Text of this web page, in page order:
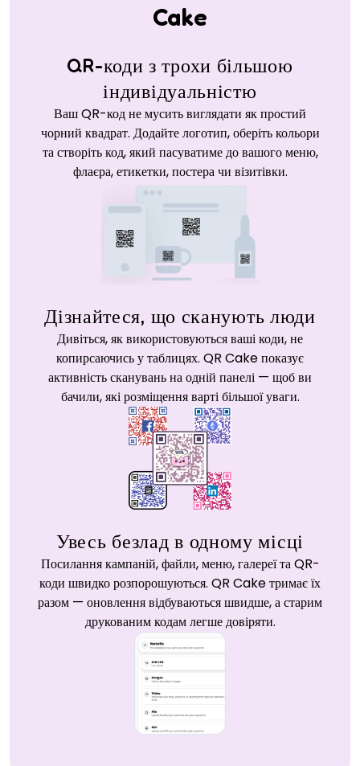
Cake
QR-коди з трохи більшою
індивідуальністю
Ваш QR-код не мусить виглядати як простий
чорний квадрат. Додайте логотип, оберіть кольори
та створіть код, який пасуватиме до вашого меню,
флаєра, етикетки, постера чи візитівки.
Дізнайтеся, що сканують люди
Дивіться, як використовуються ваші коди, не
копирсаючись у таблицях. QR Cake показує
активність сканувань на одній панелі — щоб ви
бачили, які розміщення варті більшої уваги.
Увесь безлад в одному місці
Посилання кампаній, файли, меню, галереї та QR-
коди швидко розпорошуються. QR Cake тримає їх
разом — оновлення відбуваються швидше, а старим
друкованим кодам легше довіряти.